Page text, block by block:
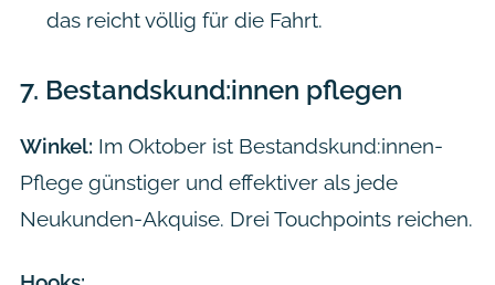
das reicht völlig für die Fahrt.
7. Bestandskund:innen pflegen
Winkel: Im Oktober ist Bestandskund:innen-
Pflege günstiger und effektiver als jede
Neukunden-Akquise. Drei Touchpoints reichen.